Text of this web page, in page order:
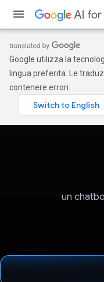
Google utilizza la
lingua preferita. Le
contenere errori.
un